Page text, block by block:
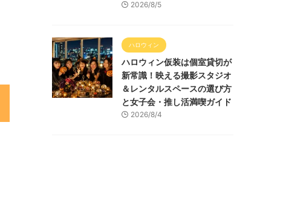
2026/8/5
ハロウィン
ハロウィン仮装は個室貸切が
新常識！映える撮影スタジオ
＆レンタルスペースの選び方
と女子会・推し活満喫ガイド
2026/8/4